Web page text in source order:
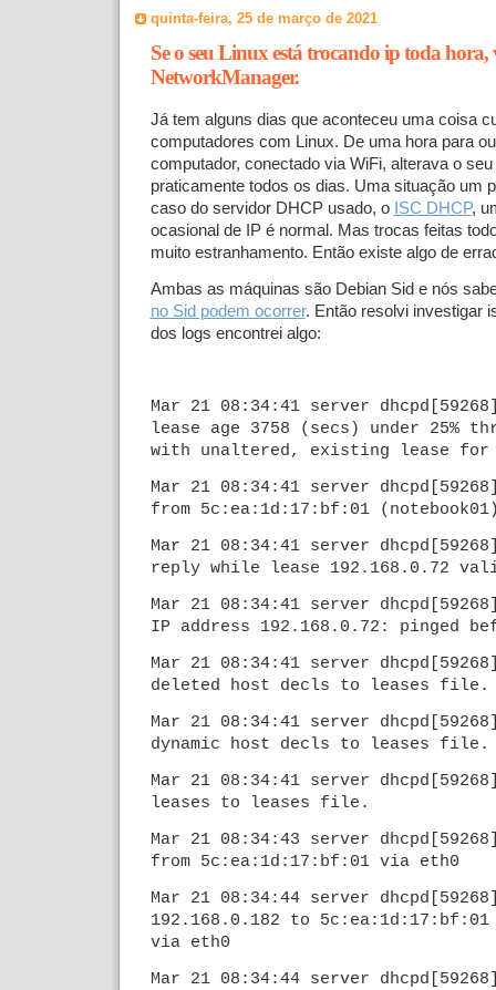
quinta-feira, 25 de março de 2021
Se o seu Linux está trocando ip toda hora,
NetworkManager.
Já tem alguns dias que aconteceu uma coisa
computadores com Linux. De uma hora para
computador, conectado via WiFi, alterava o
praticamente todos os dias. Uma situação um
caso do servidor DHCP usado, o ISC DHCP,
ocasional de IP é normal. Mas trocas feitas
muito estranhamento. Então existe algo de
Ambas as máquinas são Debian Sid e nós
no Sid podem ocorrer. Então resolvi investigar
dos logs encontrei algo:
Mar 21 08:34:41 server
lease age 3758 (secs) under 25%
with unaltered, existing lease for
Mar 21 08:34:41 server dhcpd[59268]:
from 5c:ea:1d:17:bf:01
Mar 21 08:34:41 server
reply while lease 192.168.0.72
Mar 21 08:34:41 server
IP address 192.168.0.72: pinged
Mar 21 08:34:41 server
deleted host decls to leases file.
Mar 21 08:34:41 server
dynamic host decls to leases file.
Mar 21 08:34:41 server
leases to leases file.
Mar 21 08:34:43 server dhcpd[59268]:
from 5c:ea:1d:17:bf:01 via eth0
Mar 21 08:34:44 server dhcpd[59268]:
192.168.0.182 to 5c:ea:1d:17:bf:01
via eth0
Mar 21 08:34:44 server dhcpd[59268]: